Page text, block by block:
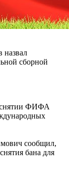
назвал
сборной
снятии ФИФА
сообщил,
бана для